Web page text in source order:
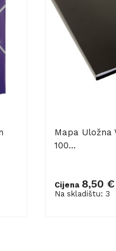
Mapa Uložna
100...
Cijena 8,50 €
Na skladištu: 3
Dodaj u